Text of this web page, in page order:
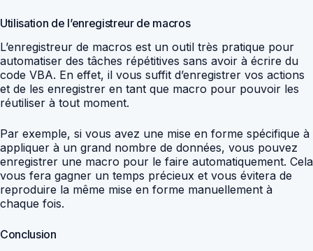
Utilisation de l’enregistreur de macros
L’enregistreur de macros est un outil très pratique pour
automatiser des tâches répétitives sans avoir à écrire du
code VBA. En effet, il vous suffit d’enregistrer vos actions
et de les enregistrer en tant que macro pour pouvoir les
réutiliser à tout moment.
Par exemple, si vous avez une mise en forme spécifique à
appliquer à un grand nombre de données, vous pouvez
enregistrer une macro pour le faire automatiquement. Cela
vous fera gagner un temps précieux et vous évitera de
reproduire la même mise en forme manuellement à
chaque fois.
Conclusion